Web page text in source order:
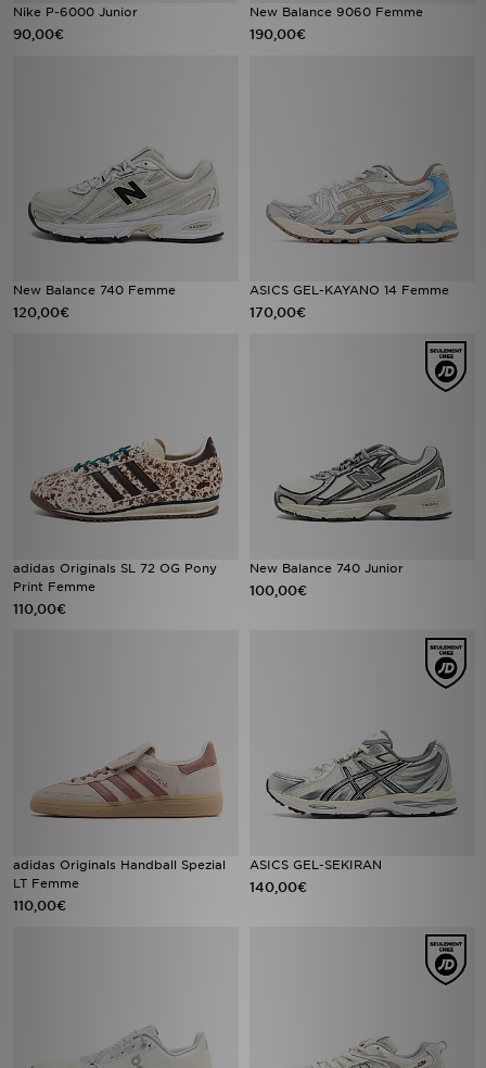
Nike P-6000 Junior
90,00€
New Balance 9060 Femme
190,00€
New Balance 740 Femme
120,00€
ASICS GEL-KAYANO 14 Femme
170,00€
adidas Originals SL 72 OG Pony
Print Femme
110,00€
New Balance 740 Junior
100,00€
adidas Originals Handball Spezial
LT Femme
110,00€
ASICS GEL-SEKIRAN
140,00€